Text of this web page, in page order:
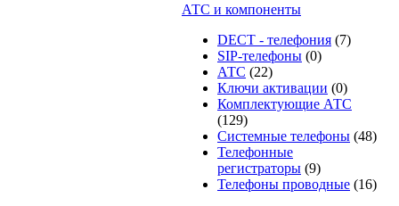
АТС и компоненты
DECT - телефония (7)
SIP-телефоны (0)
АТС (22)
Ключи активации (0)
Комплектующие АТС
(129)
Системные телефоны (48)
Телефонные
регистраторы (9)
Телефоны проводные (16)